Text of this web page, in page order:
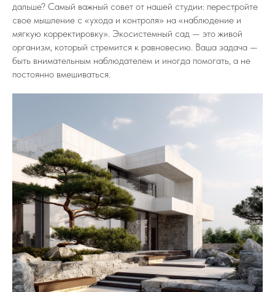
дальше? Самый важный совет от нашей студии: перестройте
свое мышление с «ухода и контроля» на «наблюдение и
мягкую корректировку». Экосистемный сад — это живой
организм, который стремится к равновесию. Ваша задача —
быть внимательным наблюдателем и иногда помогать, а не
постоянно вмешиваться.